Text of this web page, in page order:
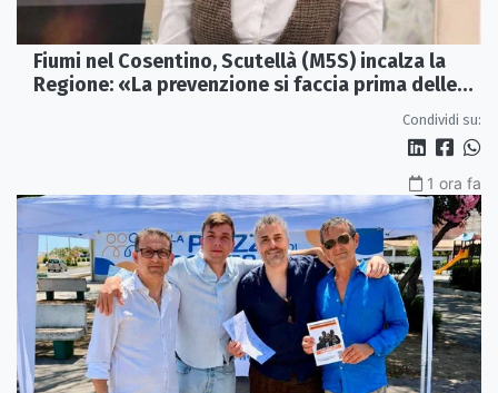
Fiumi nel Cosentino, Scutellà (M5S) incalza la
Regione: «La prevenzione si faccia prima delle
Condividi su:
1 ora fa